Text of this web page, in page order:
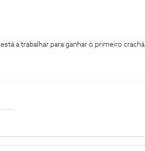
está a trabalhar para ganhar o primeiro crachá